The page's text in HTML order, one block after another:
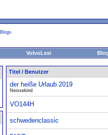
Blogs
VolvoLexi
Titel / Benutzer
der heiße Urlaub 2019
Neissekind
VO144H
schwedenclassic